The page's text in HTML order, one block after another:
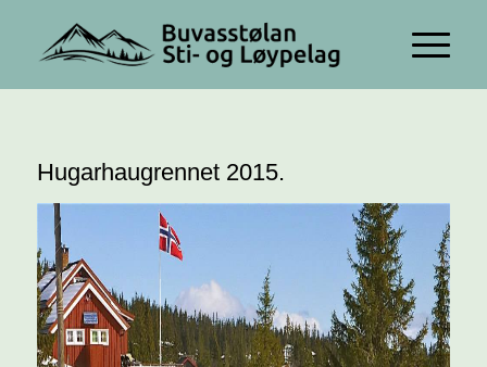
Hugarhaugrennet 2015.